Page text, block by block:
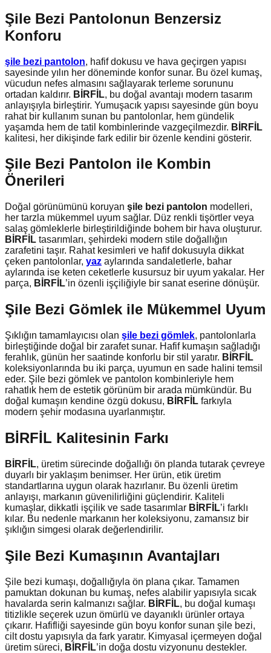
Şile Bezi Pantolonun Benzersiz
Konforu
şile bezi pantolon, hafif dokusu ve hava geçirgen yapısı
sayesinde yılın her döneminde konfor sunar. Bu özel kumaş,
vücudun nefes almasını sağlayarak terleme sorununu
ortadan kaldırır. BİRFİL, bu doğal avantajı modern tasarım
anlayışıyla birleştirir. Yumuşacık yapısı sayesinde gün boyu
rahat bir kullanım sunan bu pantolonlar, hem gündelik
yaşamda hem de tatil kombinlerinde vazgeçilmezdir. BİRFİL
kalitesi, her dikişinde fark edilir bir özenle kendini gösterir.
Şile Bezi Pantolon ile Kombin
Önerileri
Doğal görünümünü koruyan şile bezi pantolon modelleri,
her tarzla mükemmel uyum sağlar. Düz renkli tişörtler veya
salaş gömleklerle birleştirildiğinde bohem bir hava oluşturur.
BİRFİL tasarımları, şehirdeki modern stile doğallığın
zarafetini taşır. Rahat kesimleri ve hafif dokusuyla dikkat
çeken pantolonlar, yaz aylarında sandaletlerle, bahar
aylarında ise keten ceketlerle kusursuz bir uyum yakalar. Her
parça, BİRFİL’in özenli işçiliğiyle bir sanat eserine dönüşür.
Şile Bezi Gömlek ile Mükemmel Uyum
Şıklığın tamamlayıcısı olan şile bezi gömlek, pantolonlarla
birleştiğinde doğal bir zarafet sunar. Hafif kumaşın sağladığı
ferahlık, günün her saatinde konforlu bir stil yaratır. BİRFİL
koleksiyonlarında bu iki parça, uyumun en sade halini temsil
eder. Şile bezi gömlek ve pantolon kombinleriyle hem
rahatlık hem de estetik görünüm bir arada mümkündür. Bu
doğal kumaşın kendine özgü dokusu, BİRFİL farkıyla
modern şehir modasına uyarlanmıştır.
BİRFİL Kalitesinin Farkı
BİRFİL, üretim sürecinde doğallığı ön planda tutarak çevreye
duyarlı bir yaklaşım benimser. Her ürün, etik üretim
standartlarına uygun olarak hazırlanır. Bu özenli üretim
anlayışı, markanın güvenilirliğini güçlendirir. Kaliteli
kumaşlar, dikkatli işçilik ve sade tasarımlar BİRFİL’i farklı
kılar. Bu nedenle markanın her koleksiyonu, zamansız bir
şıklığın simgesi olarak değerlendirilir.
Şile Bezi Kumaşının Avantajları
Şile bezi kumaşı, doğallığıyla ön plana çıkar. Tamamen
pamuktan dokunan bu kumaş, nefes alabilir yapısıyla sıcak
havalarda serin kalmanızı sağlar. BİRFİL, bu doğal kumaşı
titizlikle seçerek uzun ömürlü ve dayanıklı ürünler ortaya
çıkarır. Hafifliği sayesinde gün boyu konfor sunan şile bezi,
cilt dostu yapısıyla da fark yaratır. Kimyasal içermeyen doğal
üretim süreci, BİRFİL’in doğa dostu vizyonunu destekler.